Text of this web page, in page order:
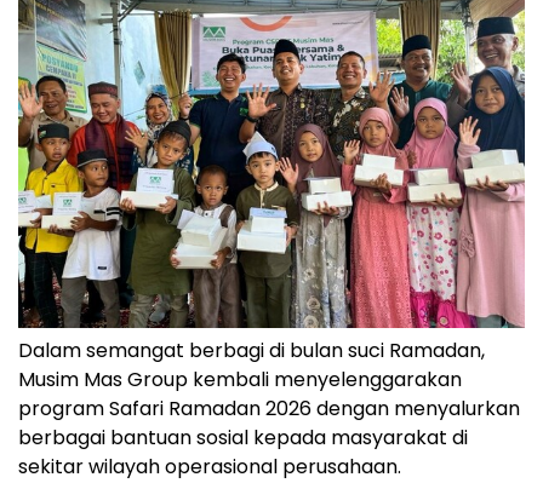
Dalam semangat berbagi di bulan suci Ramadan,
Musim Mas Group kembali menyelenggarakan
program Safari Ramadan 2026 dengan menyalurkan
berbagai bantuan sosial kepada masyarakat di
sekitar wilayah operasional perusahaan.